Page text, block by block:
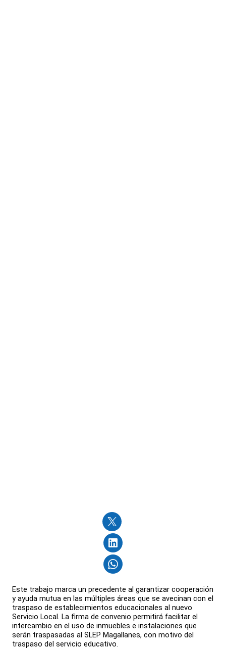
Este trabajo marca un precedente al garantizar cooperación
y ayuda mutua en las múltiples áreas que se avecinan con el
traspaso de establecimientos educacionales al nuevo
Servicio Local. La firma de convenio permitirá facilitar el
intercambio en el uso de inmuebles e instalaciones que
serán traspasadas al SLEP Magallanes, con motivo del
traspaso del servicio educativo.